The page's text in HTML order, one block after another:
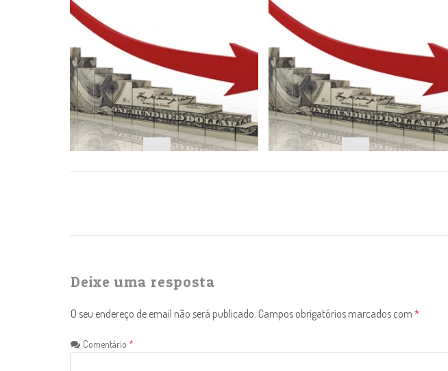
Deixe uma resposta
O seu endereço de email não será publicado. Campos obrigatórios marcados com *
Comentário *